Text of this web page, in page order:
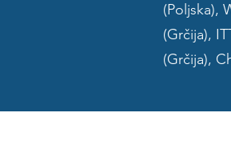
(Poljska),
(Grčija),
(Grčija),